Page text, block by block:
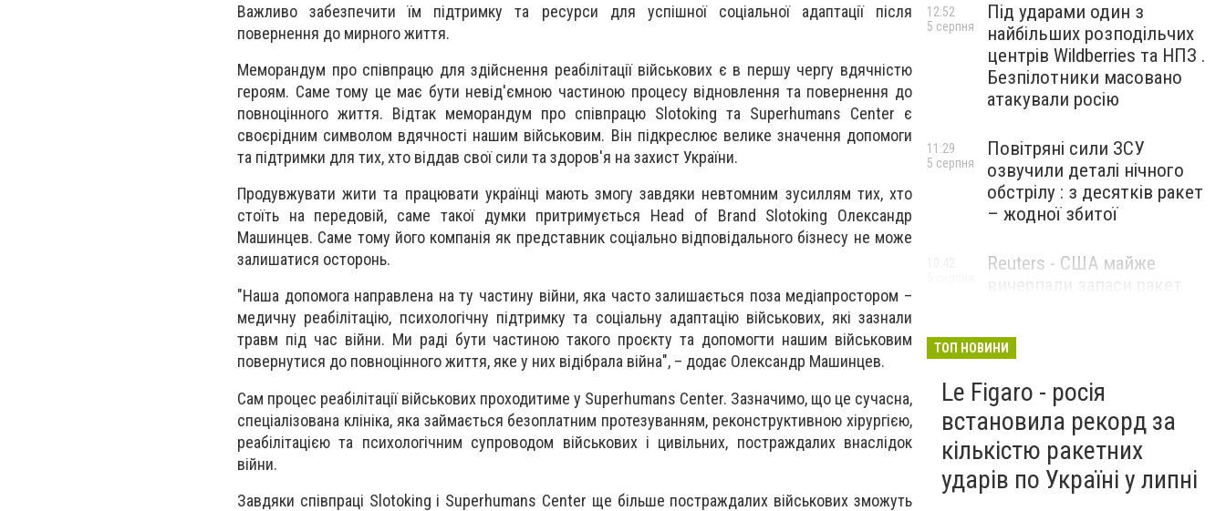
Важливо забезпечити їм підтримку та ресурси для успішної соціальної адаптації після
повернення до мирного життя.
Меморандум про співпрацю для здійснення реабілітації військових є в першу чергу вдячністю
героям. Саме тому це має бути невід'ємною частиною процесу відновлення та повернення до
повноцінного життя. Відтак меморандум про співпрацю Slotoking та Superhumans Center є
своєрідним символом вдячності нашим військовим. Він підкреслює велике значення допомоги
та підтримки для тих, хто віддав свої сили та здоров'я на захист України.
Продувжувати жити та працювати українці мають змогу завдяки невтомним зусиллям тих, хто
стоїть на передовій, саме такої думки притримується Head of Brand Slotoking Олександр
Машинцев. Саме тому його компанія як представник соціально відповідального бізнесу не може
залишатися осторонь.
"Наша допомога направлена на ту частину війни, яка часто залишається поза медіапростором –
медичну реабілітацію, психологічну підтримку та соціальну адаптацію військових, які зазнали
травм під час війни. Ми раді бути частиною такого проєкту та допомогти нашим військовим
повернутися до повноцінного життя, яке у них відібрала війна", – додає Олександр Машинцев.
Сам процес реабілітації військових проходитиме у Superhumans Center. Зазначимо, що це сучасна,
спеціалізована клініка, яка займається безоплатним протезуванням, реконструктивною хірургією,
реабілітацією та психологічним супроводом військових і цивільних, постраждалих внаслідок
війни.
Завдяки співпраці Slotoking і Superhumans Center ще більше постраждалих військових зможуть
Під ударами один з
найбільших розподільчих
центрів Wildberries та НПЗ .
Безпілотники масовано
атакували росію
12:52
5 серпня
Повітряні сили ЗСУ
озвучили деталі нічного
обстрілу : з десятків ракет
– жодної збитої
11:29
5 серпня
Reuters - США майже
ТОП НОВИНИ
Le Figaro - росія
встановила рекорд за
кількістю ракетних
ударів по Україні у липні